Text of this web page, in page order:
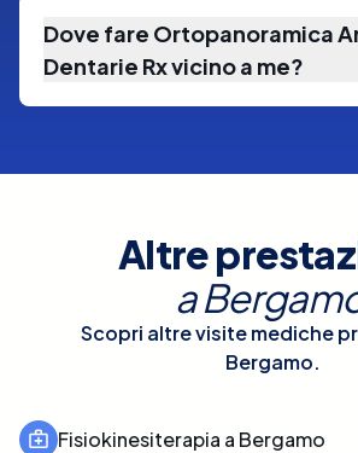
Dove fare Ortopanoramica
Dentarie Rx vicino a me?
Altre
a
Scopri altre visite mediche
Bergamo.
Fisiokinesiterapia a Bergamo